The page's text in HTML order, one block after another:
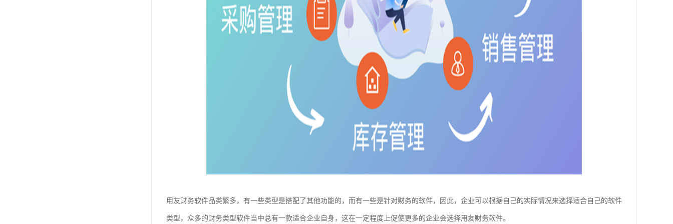
用友财务软件品类繁多，有一些类型是搭配了其他功能的，而有一些是针对财务的软件，因此，企业可以根据自己的实际情况来选择适合自己的软件
类型，众多的财务类型软件当中总有一款适合企业自身，这在一定程度上促使更多的企业会选择用友财务软件。